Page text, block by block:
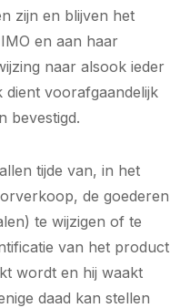
zijn en blijven het
en aan haar
naar alsook ieder
voorafgaandelijk
bevestigd.
tijde van, in het
de goederen
te wijzigen of te
van het product
wordt en hij waakt
daad kan stellen